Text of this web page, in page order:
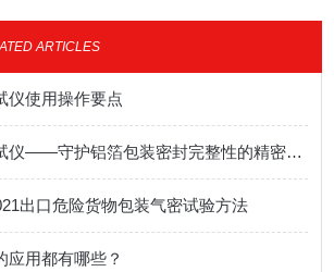
ARTICLES
仪使用操作要点
铝箔真空度测试仪——守护铝箔包装密封完整性的精密检测方案
出口危险货物包装气密试验方法
应用都有哪些？